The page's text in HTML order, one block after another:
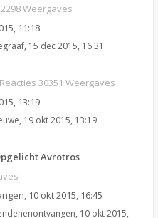
Weergaves
11:18
, 15 dec 2015, 16:31
30351 Weergaves
13:19
, 19 okt 2015, 13:19
Avrotros
, 10 okt 2015, 16:45
, 10 okt 2015,